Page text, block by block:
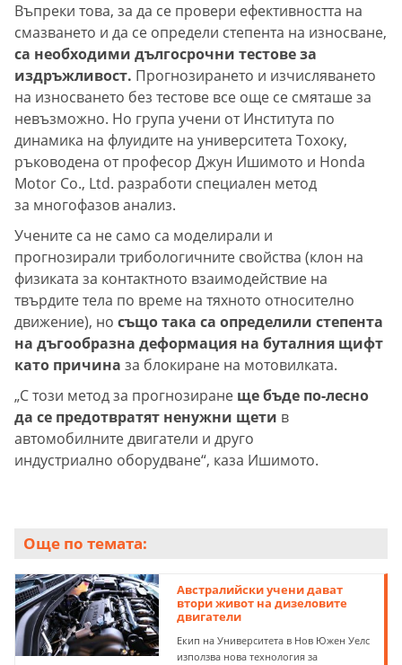
Въпреки това, за да се провери ефективността на
смазването и да се определи степента на износване,
са необходими дългосрочни тестове за
издръжливост. Прогнозирането и изчисляването
на износването без тестове все още се смяташе за
невъзможно. Но група учени от Института по
динамика на флуидите на университета Тохоку,
ръководена от професор Джун Ишимото и Honda
Motor Co., Ltd. разработи специален метод
за многофазов анализ.
Учените са не само са моделирали и
прогнозирали трибологичните свойства (клон на
физиката за контактното взаимодействие на
твърдите тела по време на тяхното относително
движение), но също така са определили степента
на дъгообразна деформация на буталния щифт
като причина за блокиране на мотовилката.
„С този метод за прогнозиране ще бъде по-лесно
да се предотвратят ненужни щети в
автомобилните двигатели и друго
индустриално оборудване“, каза Ишимото.
Още по темата:
Австралийски учени дават
втори живот на дизеловите
двигатели
Екип на Университета в Нов Южен Уелс
използва нова технология за